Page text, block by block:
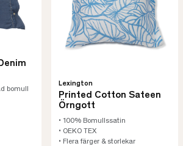
bomull
Lexington
Printed Cotton Sateen
Örngott
• 100% Bomullssatin
• OEKO TEX
• Flera färger & storlekar